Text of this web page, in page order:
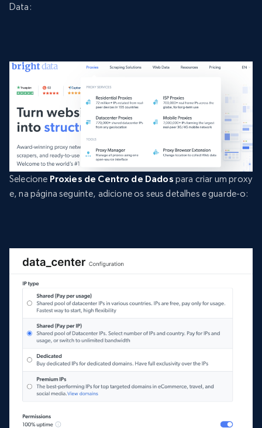
Data:
Selecione Proxies de Centro de Dados para criar um proxy
e, na página seguinte, adicione os seus detalhes e guarde-o: